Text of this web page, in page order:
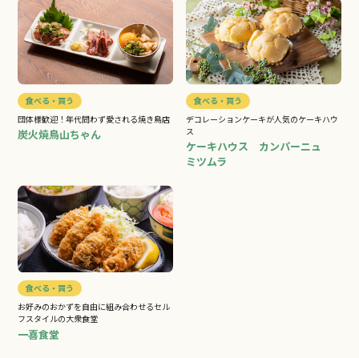
食べる・買う
団体様歓迎！年代問わず愛される焼き鳥店
炭火焼鳥山ちゃん
食べる・買う
デコレーションケーキが人気のケーキハウ
ス
ケーキハウス カンパーニュ
ミツムラ
食べる・買う
お好みのおかずを自由に組み合わせるセル
フスタイルの大衆食堂
一喜食堂